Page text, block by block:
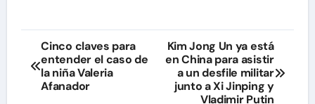
Navegación
de
Cinco claves para
entender el caso de
la niña Valeria
Afanador
Kim Jong Un ya está
en China para asistir
a un desfile militar
junto a Xi Jinping y
Vladimir Putin